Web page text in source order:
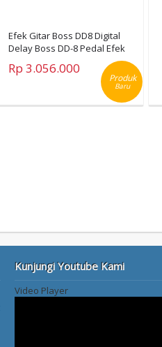
Efek Gitar Boss DD8 Digital
Delay Boss DD-8 Pedal Efek
Produk
Baru
Rp 3.056.000
Kunjungi Youtube Kami
Video Player